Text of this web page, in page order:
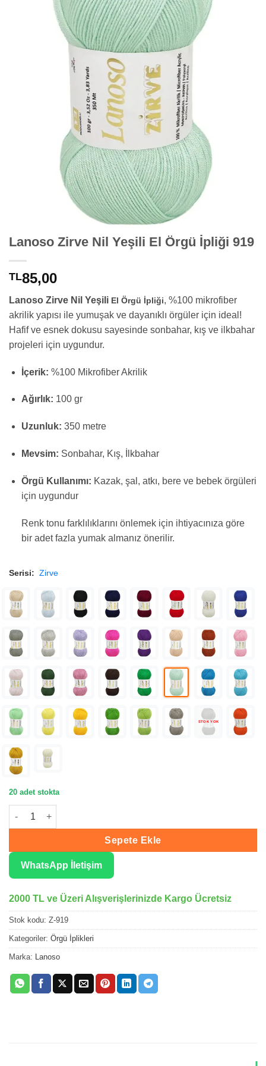
Lanoso Zirve Nil Yeşili El Örgü İpliği 919
TL85,00
Lanoso Zirve Nil Yeşili El Örgü İpliği, %100 mikrofiber
akrilik yapısı ile yumuşak ve dayanıklı örgüler için ideal!
Hafif ve esnek dokusu sayesinde sonbahar, kış ve ilkbahar
projeleri için uygundur.
İçerik: %100 Mikrofiber Akrilik
Ağırlık: 100 gr
Uzunluk: 350 metre
Mevsim: Sonbahar, Kış, İlkbahar
Örgü Kullanımı: Kazak, şal, atkı, bere ve bebek örgüleri
için uygundur
Renk tonu farklılıklarını önlemek için ihtiyacınıza göre
bir adet fazla yumak almanız önerilir.
Serisi: Zirve
STOK YOK
20 adet stokta
Lanoso Zirve Nil Yeşili El Örgü İpliği 919 adet
Sepete Ekle
WhatsApp İletişim
2000 TL ve Üzeri Alışverişlerinizde Kargo Ücretsiz
Stok kodu: Z-919
Kategoriler: Örgü İplikleri
Marka: Lanoso